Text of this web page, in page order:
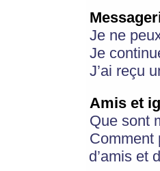
Je ne
Je
J’ai reçu
Amis et
Que sont
Comment
d’amis et